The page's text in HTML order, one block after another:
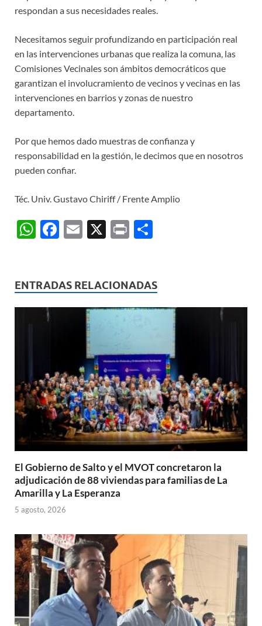
respondan a sus necesidades reales.
Necesitamos seguir profundizando en participación real
en las intervenciones urbanas que realiza la comuna, las
Comisiones Vecinales son ámbitos democráticos que
garantizan el involucramiento de vecinos y vecinas en las
intervenciones en barrios y zonas de nuestro
departamento.
Por que hemos dado muestras de confianza y
responsabilidad en la gestión, le decimos que en nosotros
pueden confiar.
Téc. Univ. Gustavo Chiriff / Frente Amplio
W
s
A
F
b
o
E
X
P
p
ar
ENTRADAS RELACIONADAS
El Gobierno de Salto y el MVOT concretaron la
adjudicación de 88 viviendas para familias de La
Amarilla y La Esperanza
5 agosto, 2026